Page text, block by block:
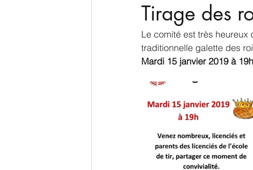
Tirage des
Le comité est très
traditionnelle galette des
Mardi 15 janvier 2019 à 19h